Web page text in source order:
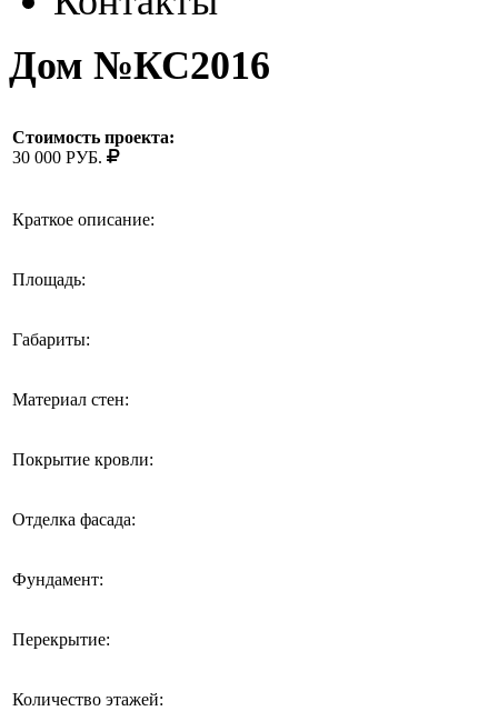
Дом №КС2016
Стоимость проекта:
30 000 РУБ.
Краткое описание:
Площадь:
Габариты:
Материал стен:
Покрытие кровли:
Отделка фасада:
Фундамент:
Перекрытие:
Количество этажей: